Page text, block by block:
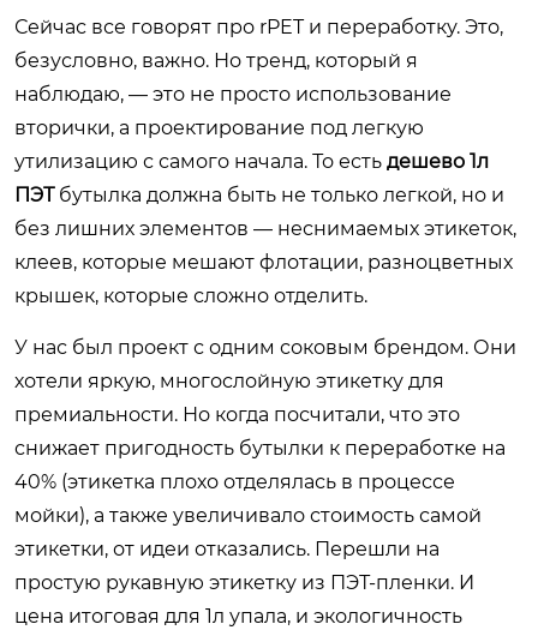
Сейчас все говорят про rPET и переработку. Это,
безусловно, важно. Но тренд, который я
наблюдаю, — это не просто использование
вторички, а проектирование под легкую
утилизацию с самого начала. То есть дешево 1л
ПЭТбутылка должна быть не только легкой, но и
без лишних элементов — неснимаемых этикеток,
клеев, которые мешают флотации, разноцветных
крышек, которые сложно отделить.
У нас был проект с одним соковым брендом. Они
хотели яркую, многослойную этикетку для
премиальности. Но когда посчитали, что это
снижает пригодность бутылки к переработке на
40% (этикетка плохо отделялась в процессе
мойки), а также увеличивало стоимость самой
этикетки, от идеи отказались. Перешли на
простую рукавную этикетку из ПЭТ-пленки. И
цена итоговая для 1л упала, и экологичность